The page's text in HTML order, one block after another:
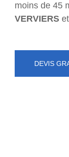
moins de 45
VERVIERS
DEVIS